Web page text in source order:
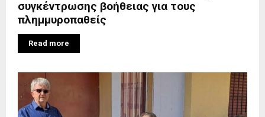
συγκέντρωσης βοήθειας για τους
πλημμυροπαθείς
Read more